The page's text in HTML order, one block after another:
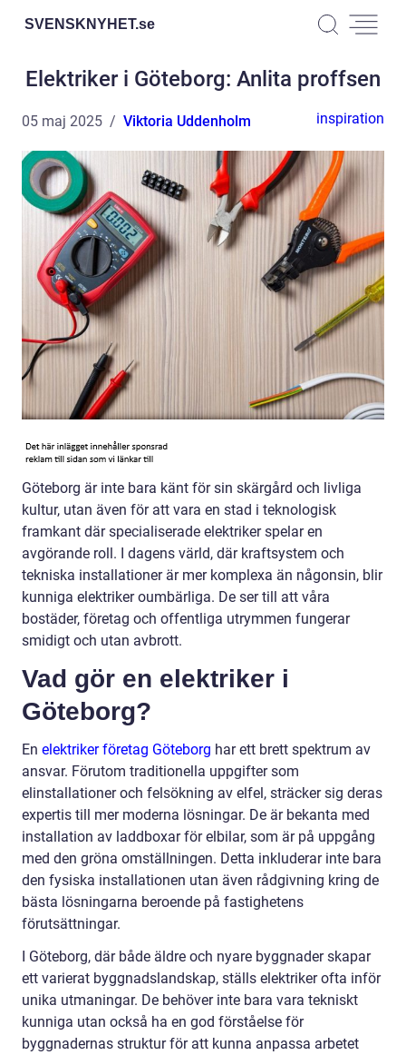
SVENSKNYHET.se
Elektriker i Göteborg: Anlita proffsen
05 maj 2025 Viktoria Uddenholm inspiration
Göteborg är inte bara känt för sin skärgård och livliga
kultur, utan även för att vara en stad i teknologisk
framkant där specialiserade elektriker spelar en
avgörande roll. I dagens värld, där kraftsystem och
tekniska installationer är mer komplexa än någonsin, blir
kunniga elektriker oumbärliga. De ser till att våra
bostäder, företag och offentliga utrymmen fungerar
smidigt och utan avbrott.
Vad gör en elektriker i
Göteborg?
En elektriker företag Göteborg har ett brett spektrum av
ansvar. Förutom traditionella uppgifter som
elinstallationer och felsökning av elfel, sträcker sig deras
expertis till mer moderna lösningar. De är bekanta med
installation av laddboxar för elbilar, som är på uppgång
med den gröna omställningen. Detta inkluderar inte bara
den fysiska installationen utan även rådgivning kring de
bästa lösningarna beroende på fastighetens
förutsättningar.
I Göteborg, där både äldre och nyare byggnader skapar
ett varierat byggnadslandskap, ställs elektriker ofta inför
unika utmaningar. De behöver inte bara vara tekniskt
kunniga utan också ha en god förståelse för
byggnadernas struktur för att kunna anpassa arbetet